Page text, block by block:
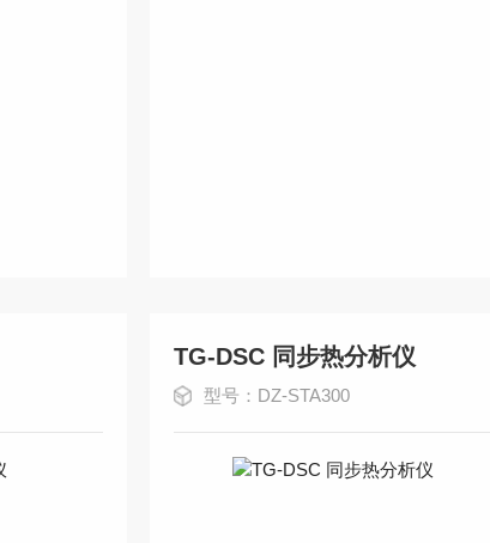
TG-DSC 同步热分析仪
型号：DZ-STA300